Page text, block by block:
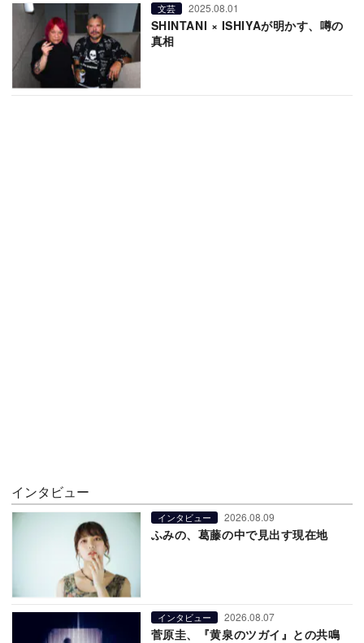
文芸 2025.08.01
SHINTANI × ISHIYAが明かす、噂の
真相
インタビュー
インタビュー 2026.08.09
ふみの、葛藤の中で見出す現在地
インタビュー 2026.08.07
菅原圭、『黄泉のツガイ』との共鳴